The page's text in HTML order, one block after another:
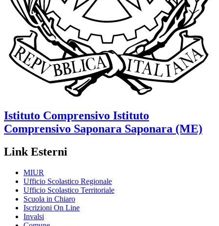
Istituto Comprensivo Istituto
Comprensivo Saponara Saponara (ME)
Link Esterni
MIUR
Ufficio Scolastico Regionale
Ufficio Scolastico Territoriale
Scuola in Chiaro
Iscrizioni On Line
Invalsi